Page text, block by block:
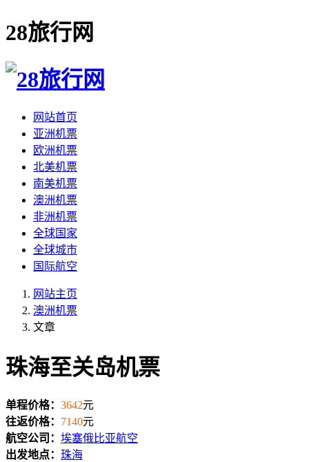
28旅行网
网站首页
亚洲机票
欧洲机票
北美机票
南美机票
澳洲机票
非洲机票
全球国家
全球城市
国际航空
网站主页
澳洲机票
文章
珠海至关岛机票
单程价格： 3642元
往返价格： 7140元
航空公司： 埃塞俄比亚航空
出发地点： 珠海